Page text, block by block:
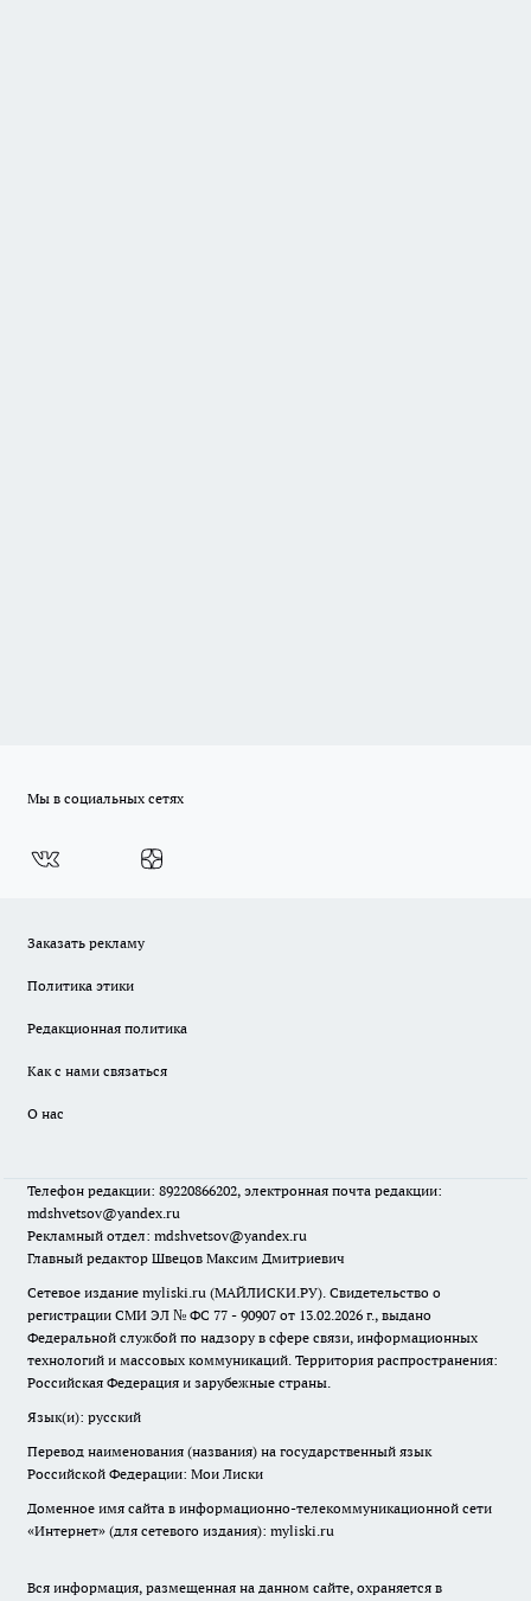
Мы в социальных сетях
Заказать рекламу
Политика этики
Редакционная политика
Как с нами связаться
О нас
Телефон редакции: 89220866202, электронная почта редакции:
mdshvetsov@yandex.ru
Рекламный отдел: mdshvetsov@yandex.ru
Главный редактор Швецов Максим Дмитриевич
Сетевое издание myliski.ru (МАЙЛИСКИ.РУ). Свидетельство о
регистрации СМИ ЭЛ № ФС 77 - 90907 от 13.02.2026 г., выдано
Федеральной службой по надзору в сфере связи, информационных
технологий и массовых коммуникаций. Территория распространения:
Российская Федерация и зарубежные страны.
Язык(и): русский
Перевод наименования (названия) на государственный язык
Российской Федерации: Мои Лиски
Доменное имя сайта в информационно-телекоммуникационной сети
«Интернет» (для сетевого издания): myliski.ru
Вся информация, размещенная на данном сайте, охраняется в